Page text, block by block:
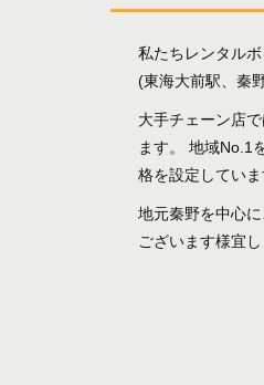
私たちレンタル
(東海大前駅、秦
大手チェーン店
ます。 地域No.1
格を設定してい
地元秦野を中心
ございます様宜し